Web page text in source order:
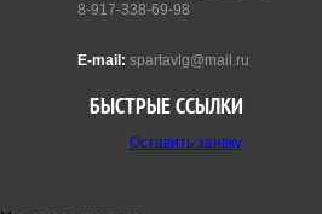
8-917-338-69-98
E-mail: spartavlg@mail.ru
БЫСТРЫЕ ССЫЛКИ
Оставить заявку